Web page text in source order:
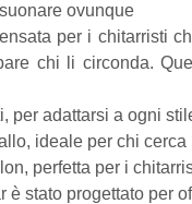
ovunque
per i chitarristi
chi li circonda.
per adattarsi a ogni
ideale per chi
perfetta per i
stato progettato per